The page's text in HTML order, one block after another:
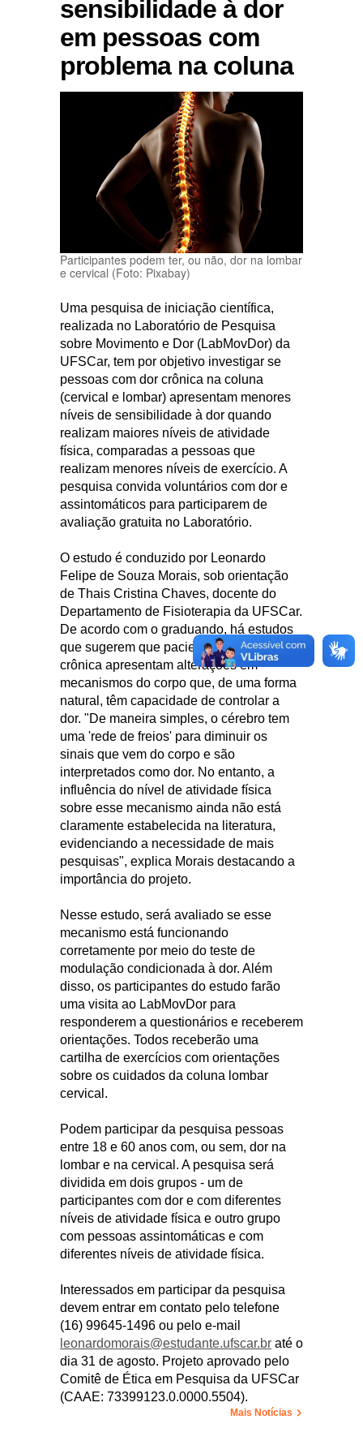
sensibilidade à dor
em pessoas com
problema na coluna
Participantes podem ter, ou não, dor na lombar
e cervical (Foto: Pixabay)
Uma pesquisa de iniciação científica,
realizada no Laboratório de Pesquisa
sobre Movimento e Dor (LabMovDor) da
UFSCar, tem por objetivo investigar se
pessoas com dor crônica na coluna
(cervical e lombar) apresentam menores
níveis de sensibilidade à dor quando
realizam maiores níveis de atividade
física, comparadas a pessoas que
realizam menores níveis de exercício. A
pesquisa convida voluntários com dor e
assintomáticos para participarem de
avaliação gratuita no Laboratório.
O estudo é conduzido por Leonardo
Felipe de Souza Morais, sob orientação
de Thais Cristina Chaves, docente do
Departamento de Fisioterapia da UFSCar.
De acordo com o graduando, há estudos
que sugerem que pacientes com dor
crônica apresentam alterações em
mecanismos do corpo que, de uma forma
natural, têm capacidade de controlar a
dor. "De maneira simples, o cérebro tem
uma 'rede de freios' para diminuir os
sinais que vem do corpo e são
interpretados como dor. No entanto, a
influência do nível de atividade física
sobre esse mecanismo ainda não está
claramente estabelecida na literatura,
evidenciando a necessidade de mais
pesquisas", explica Morais destacando a
importância do projeto.
Nesse estudo, será avaliado se esse
mecanismo está funcionando
corretamente por meio do teste de
modulação condicionada à dor. Além
disso, os participantes do estudo farão
uma visita ao LabMovDor para
responderem a questionários e receberem
orientações. Todos receberão uma
cartilha de exercícios com orientações
sobre os cuidados da coluna lombar
cervical.
Podem participar da pesquisa pessoas
entre 18 e 60 anos com, ou sem, dor na
lombar e na cervical. A pesquisa será
dividida em dois grupos - um de
participantes com dor e com diferentes
níveis de atividade física e outro grupo
com pessoas assintomáticas e com
diferentes níveis de atividade física.
Interessados em participar da pesquisa
devem entrar em contato pelo telefone
(16) 99645-1496 ou pelo e-mail
leonardomorais@estudante.ufscar.br até o
dia 31 de agosto. Projeto aprovado pelo
Comitê de Ética em Pesquisa da UFSCar
(CAAE: 73399123.0.0000.5504).
Mais Notícias